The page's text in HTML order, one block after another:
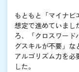
もともと「マイナビ
想定で進めていまし
ろ、「クロスワード
グスキルが不要」
アルゴリズム力を必
した。